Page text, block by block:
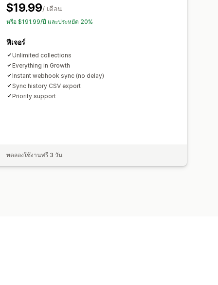
$19.99/ เดือน
หรือ $191.99/ปี และประหยัด 20%
ฟีเจอร์
Unlimited collections
Everything in Growth
Instant webhook sync (no delay)
Sync history CSV export
Priority support
ทดลองใช้งานฟรี 3 วัน